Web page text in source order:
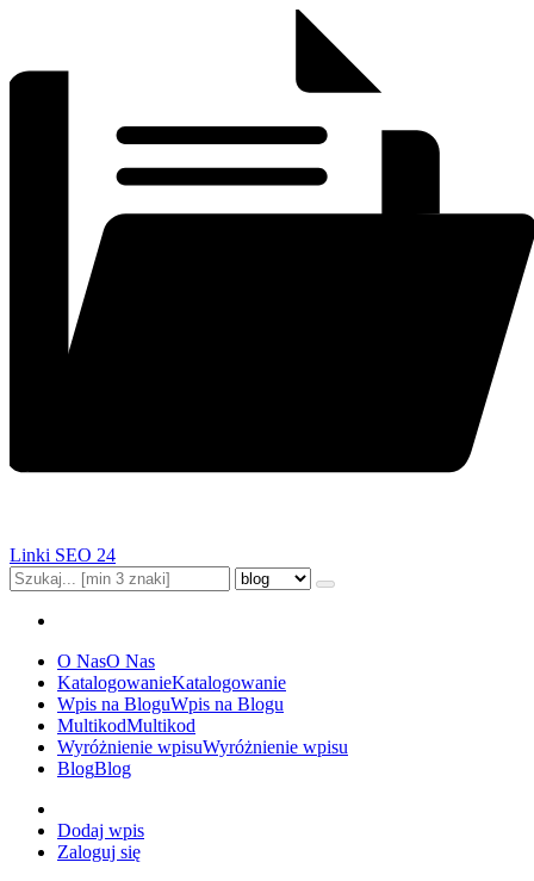
Linki SEO 24
O NasO Nas
KatalogowanieKatalogowanie
Wpis na BloguWpis na Blogu
MultikodMultikod
Wyróżnienie wpisuWyróżnienie wpisu
BlogBlog
Dodaj wpis
Zaloguj się